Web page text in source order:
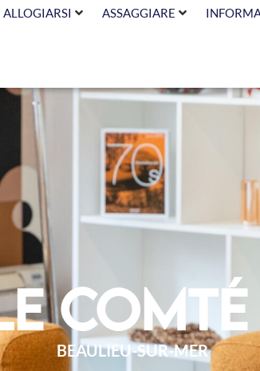
ALLOGIARSI ASSAGGIARE
Comté
BEAULIEU-SUR-MER